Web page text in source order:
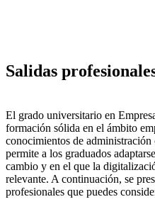
Salidas
El grado universitario en
formación sólida en el ámbito
conocimientos de
permite a los graduados
cambio y en el que la
relevante. A continuación, se
profesionales que puedes